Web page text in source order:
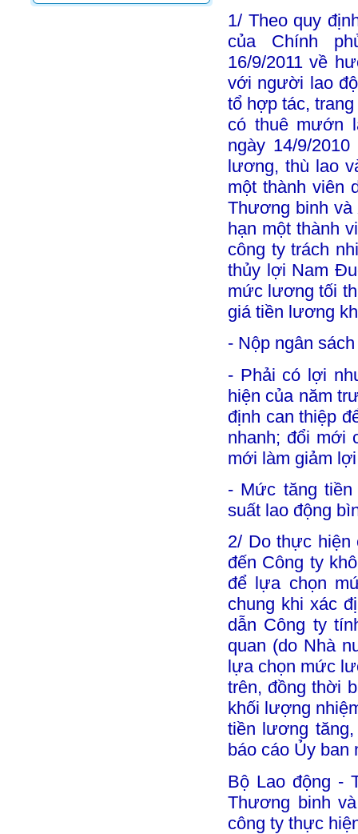
1/ Theo quy
của Chính
16/9/2011 về
với người lao
tổ hợp tác,
có thuê mướn
ngày 14/9/
lương, thù lao
một thành viên
Thương binh và
hạn một thành
công ty trách
thủy lợi Nam
mức lương tối
giá tiền lương
- Nộp ngân
- Phải có lợi
hiện của năm
định can thiệp
nhanh; đổi mới
mới làm giảm
- Mức tăng
suất lao động
2/ Do thực hiện
đến Công ty
để lựa chọn
chung khi xác
dẫn Công ty
quan (do Nhà
lựa chọn mức
trên, đồng thời
khối lượng
tiền lương
báo cáo Ủy ban
Bộ Lao động -
Thương binh
công ty thực